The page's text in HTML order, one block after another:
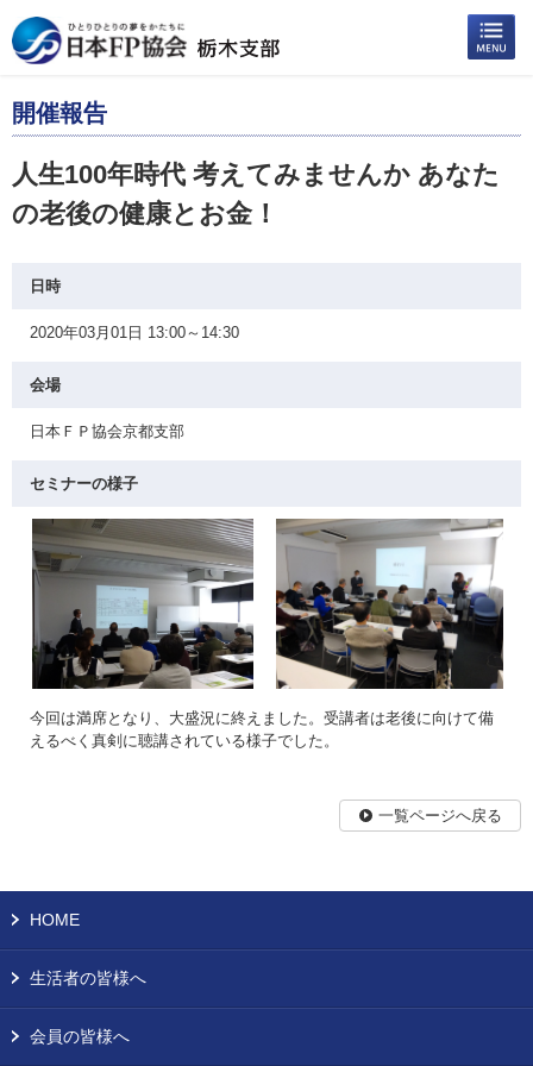
開催報告
人生100年時代 考えてみませんか あなた
の老後の健康とお金！
日時
2020年03月01日 13:00～14:30
会場
日本ＦＰ協会京都支部
セミナーの様子
今回は満席となり、大盛況に終えました。受講者は老後に向けて備
えるべく真剣に聴講されている様子でした。
一覧ページへ戻る
HOME
生活者の皆様へ
会員の皆様へ